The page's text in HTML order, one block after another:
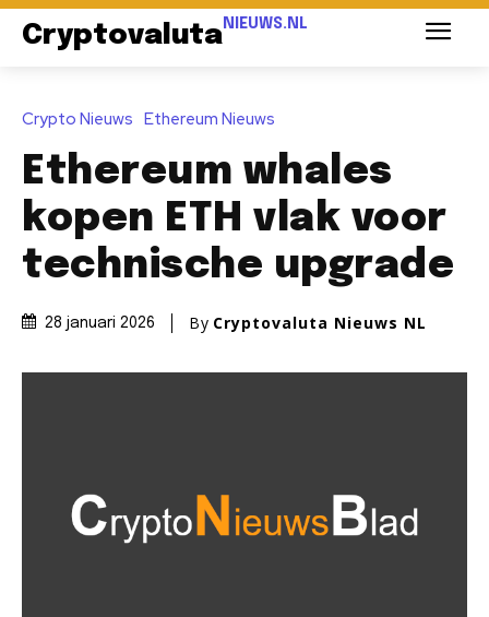
Cryptovaluta NIEUWS.NL
Crypto Nieuws Ethereum Nieuws
Ethereum whales
kopen ETH vlak voor
technische upgrade
28 januari 2026 By Cryptovaluta Nieuws NL